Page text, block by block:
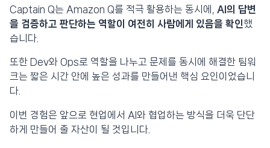
Captain Q는 Amazon Q를 적극 활용하는 동시에, AI의 답변
을 검증하고 판단하는 역할이 여전히 사람에게 있음을 확인했
습니다.
또한 Dev와 Ops로 역할을 나누고 문제를 동시에 해결한 팀워
크는 짧은 시간 안에 높은 성과를 만들어낸 핵심 요인이었습니
다.
이번 경험은 앞으로 현업에서 AI와 협업하는 방식을 더욱 단단
하게 만들어 줄 자산이 될 것입니다.